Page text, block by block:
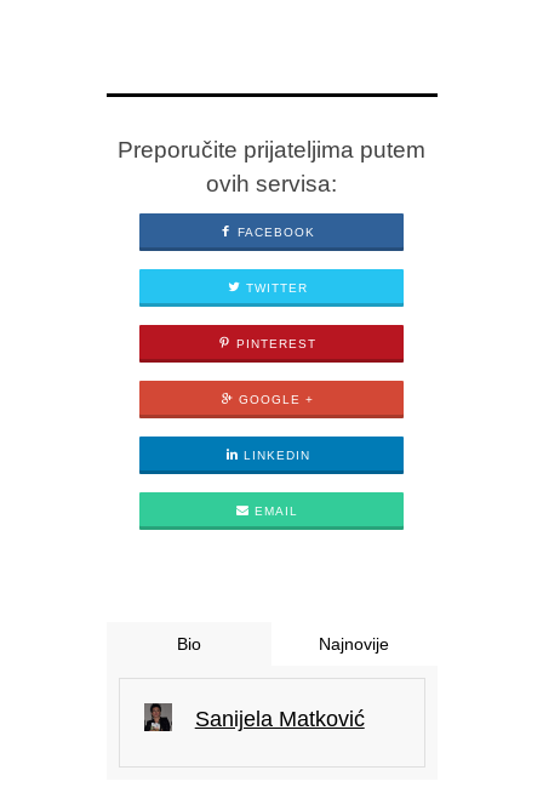
Preporučite prijateljima putem
ovih servisa:
FACEBOOK
TWITTER
PINTEREST
GOOGLE +
LINKEDIN
EMAIL
Bio Najnovije
Sanijela Matković